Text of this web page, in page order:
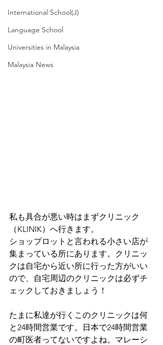
International School(J)
Language School
Universities in Malaysia
Malaysia News
私も具合が悪い時はまずクリニック
（KLINIK）へ行きます。
ショップロットと言われる小さい店が
集まっている所にあります。クリニッ
クは自宅から近い所に行った方がいい
ので、自宅周辺のクリニックは必ずチ
ェックしておきましょう！
たまに私達が行くこのクリニックは何
と24時間営業です。日本で24時間営業
の町医者ってないですよね。マレーシ